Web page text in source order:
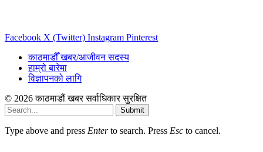
Facebook X (Twitter) Instagram Pinterest
काठमाडौँ खबर/आजीवन सदस्य
हाम्रो बारेमा
विज्ञापनको लागि
© 2026 काठमाडौं खबर सर्वाधिकार सुरक्षित
Submit
Type above and press Enterto search. Press Esc to cancel.